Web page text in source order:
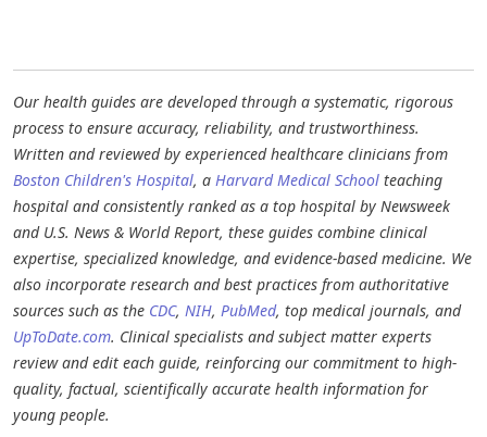
Our health guides are developed through a systematic, rigorous
process to ensure accuracy, reliability, and trustworthiness.
Written and reviewed by experienced healthcare clinicians from
Boston Children's Hospital, a Harvard Medical School teaching
hospital and consistently ranked as a top hospital by Newsweek
and U.S. News & World Report, these guides combine clinical
expertise, specialized knowledge, and evidence-based medicine. We
also incorporate research and best practices from authoritative
sources such as the CDC, NIH, PubMed, top medical journals, and
UpToDate.com. Clinical specialists and subject matter experts
review and edit each guide, reinforcing our commitment to high-
quality, factual, scientifically accurate health information for
young people.